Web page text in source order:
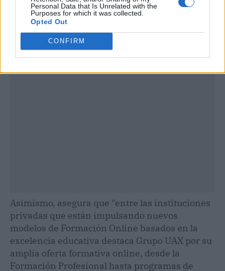
Personal Data that Is Unrelated with the
Purposes for which it was collected.
Opted Out
CONFIRM
Asimismo, asegura que "entre las instituciones
privadas que están impulsando nuevos
modelos de Formación Online basados en la
excelencia educativa destaca Grupo UAX por su
amplia oferta formativa online, desde la
Formación Profesional hasta programas de